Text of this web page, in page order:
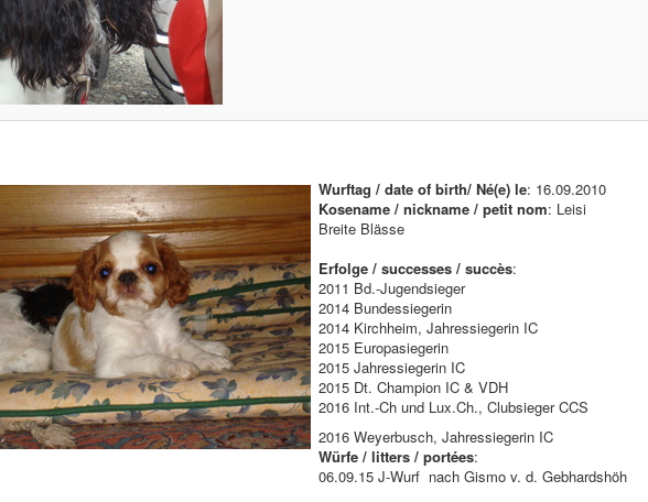
Wurftag / date of birth/ Né(e) le: 16.09.2010
Kosename / nickname / petit nom: Leisi
Breite Blässe
Erfolge / successes / succès:
2011 Bd.-Jugendsieger
2014 Bundessiegerin
2014 Kirchheim, Jahressiegerin IC
2015 Europasiegerin
2015 Jahressiegerin IC
2015 Dt. Champion IC & VDH
2016 Int.-Ch und Lux.Ch., Clubsieger CCS
2016 Weyerbusch, Jahressiegerin IC
Würfe / litters / portées:
06.09.15 J-Wurf nach Gismo v. d. Gebhardshöh